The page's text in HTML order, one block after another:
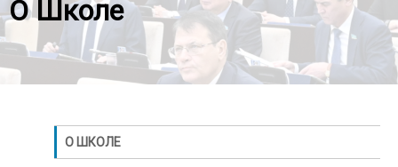
О Школе
О ШКОЛЕ